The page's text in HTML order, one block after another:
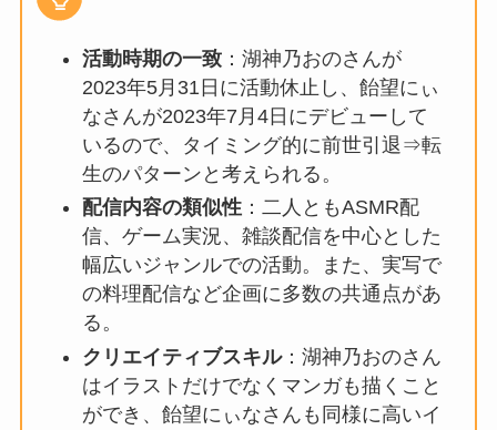
活動時期の一致：湖神乃おのさんが
2023年5月31日に活動休止し、飴望にぃ
なさんが2023年7月4日にデビューして
いるので、タイミング的に前世引退⇒転
生のパターンと考えられる。
配信内容の類似性：二人ともASMR配
信、ゲーム実況、雑談配信を中心とした
幅広いジャンルでの活動。また、実写で
の料理配信など企画に多数の共通点があ
る。
クリエイティブスキル：湖神乃おのさん
はイラストだけでなくマンガも描くこと
ができ、飴望にぃなさんも同様に高いイ